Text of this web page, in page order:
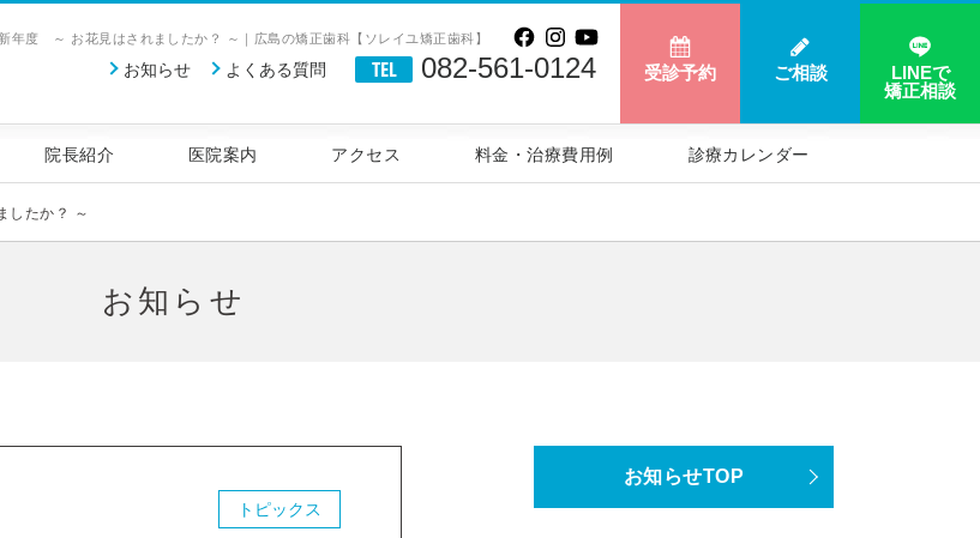
新年度 ～ お花見はされましたか？ ～｜広島の矯正歯科【ソレイユ矯正歯科】
よくある質問
お知らせ TEL 082-561-0124 受診予約 ご相談
LINEで
矯正相談
院長紹介 医院案内 アクセス 料金・治療費用例 診療カレンダー
したか？ ～
お知らせ
トピックス
お知らせTOP